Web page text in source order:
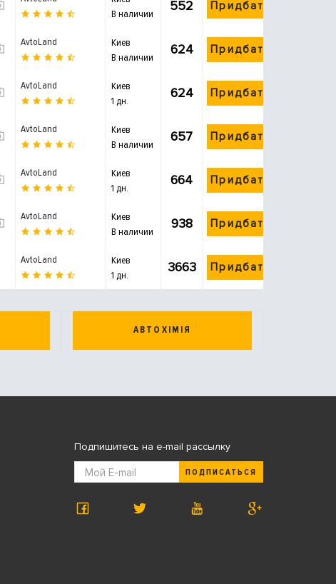
В наличии
552 Придбати
AvtoLand
Киев
В наличии
624 Придбати
AvtoLand
Киев
1 дн.
624 Придбати
AvtoLand
Киев
В наличии
657 Придбати
AvtoLand
Киев
1 дн.
664 Придбати
AvtoLand
Киев
В наличии
938 Придбати
AvtoLand
Киев
1 дн.
3663 Придбати
АВТОХІМІЯ
Подпишитесь на e-mail рассылку
ПОДПИСАТЬСЯ